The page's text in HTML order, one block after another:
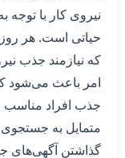
نیروی کار با توجه
حیاتی است. هر
که نیازمند جذب
امر باعث می‌شود
جذب افراد مناسب
متمایل به
گذاشتن آگهی‌های